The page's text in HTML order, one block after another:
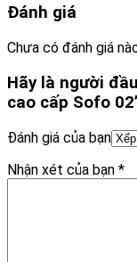
Đánh giá
Chưa có đánh giá
Hãy là người
cao cấp Sofo
Đánh giá của bạn
Nhận xét của bạn *